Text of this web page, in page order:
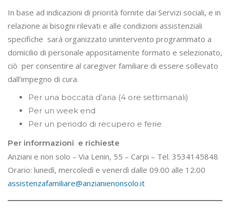
In base ad indicazioni di priorità fornite dai Servizi sociali, e in
relazione ai bisogni rilevati e alle condizioni assistenziali
specifiche sarà organizzato unintervento programmato a
domicilio di personale appositamente formato e selezionato,
ciò per consentire al caregiver familiare di essere sollevato
dall’impegno di cura.
Per una boccata d’aria (4 ore settimanali)
Per un week end
Per un periodo di recupero e ferie
Per informazioni e richieste
Anziani e non solo – Via Lenin, 55 – Carpi – Tel. 3534145848
Orario: lunedì, mercoledì e venerdì dalle 09.00 alle 12.00
assistenzafamiliare@anzianienonsolo.it